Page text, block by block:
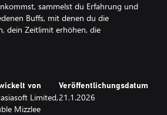
sammelst du Erfahrung und
Buffs, mit denen du die
dein Zeitlimit erhöhen, die
an, da zufällige Upgrade-
wirst und im weiteren Spielverlauf
meistern kannst!
von
Limited,
Mizzlee
Veröffentlichungsdatum
21.1.2026